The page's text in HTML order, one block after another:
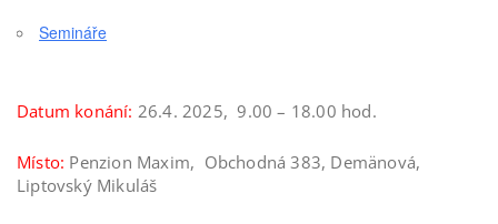
Semináře
Datum konání: 26.4. 2025, 9.00 – 18.00 hod.
Místo: Penzion Maxim, Obchodná 383, Demänová,
Liptovský Mikuláš